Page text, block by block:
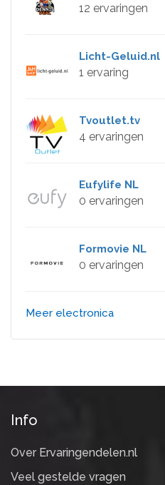
12 ervaringen
Licht-Geluid.nl
1 ervaring
Tvoutlet.tv
4 ervaringen
Eufylife NL
0 ervaringen
Formovie NL
0 ervaringen
Meer electronica
Info
Over Ervaringendelen.nl
Veel gestelde vragen